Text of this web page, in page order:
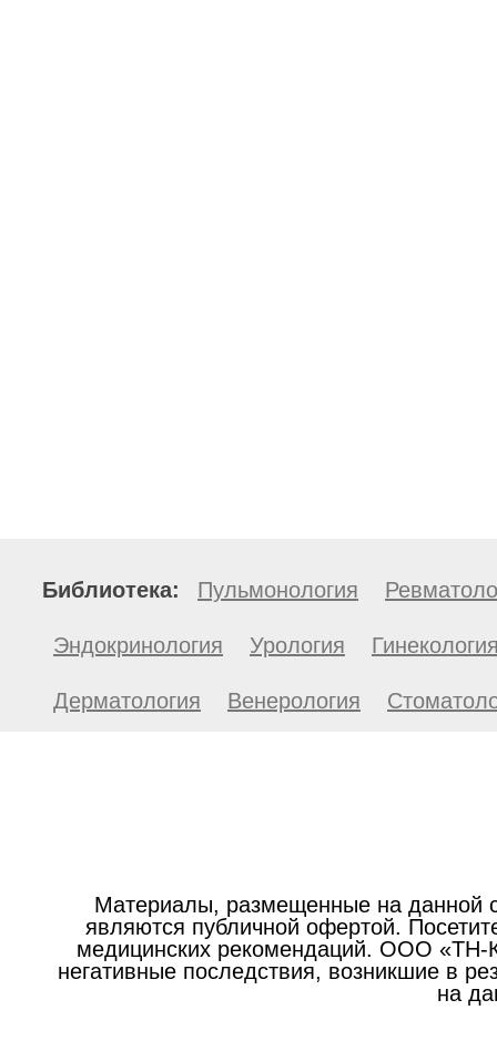
Библиотека: Пульмонология
Эндокринология Урология
Дерматология Венерология
Материалы, размещенные на данной
являются публичной офертой.
медицинских рекомендаций. ООО «ТН-
негативные последствия, возникшие в
на